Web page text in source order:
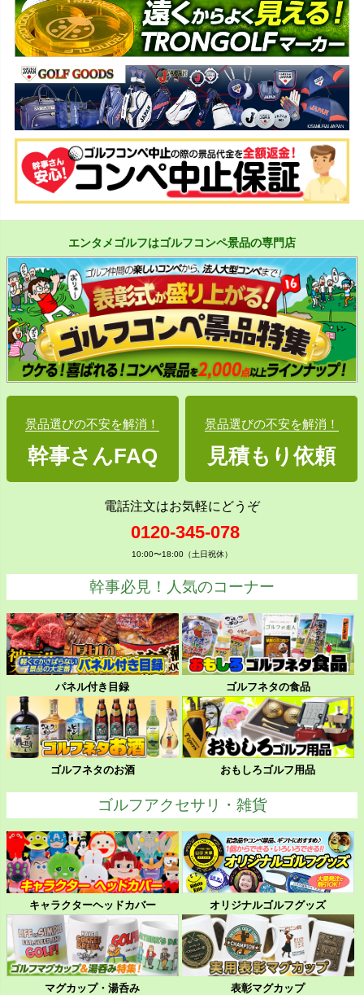
エンタメゴルフはゴルフコンペ景品の専門店
景品選びの不安を解消！
幹事さんFAQ
景品選びの不安を解消！
見積もり依頼
電話注文はお気軽にどうぞ
0120-345-078
10:00〜18:00（土日祝休）
幹事必見！人気のコーナー
パネル付き目録 ゴルフネタの食品
ゴルフネタのお酒 おもしろゴルフ用品
ゴルフアクセサリ・雑貨
キャラクターヘッドカバー オリジナルゴルフグッズ
マグカップ・湯呑み 表彰マグカップ